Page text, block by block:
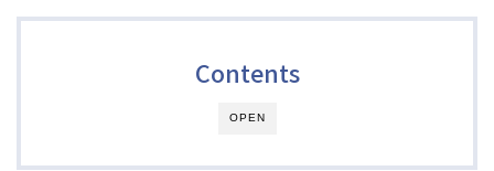
OPEN
Contents